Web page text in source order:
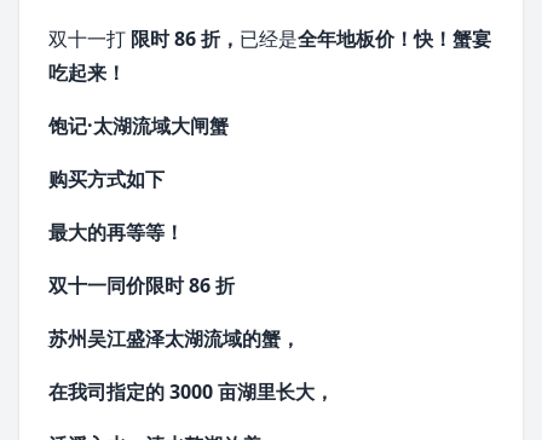
双十一打 限时 86 折， 已经是全年地板价！快！ 蟹宴
吃起来！
饱记·太湖流域大闸蟹
购买方式如下
最大的再等等！
双十一同价限时 86 折
苏州吴江盛泽太湖流域的蟹，
在我司指定的 3000 亩湖里长大，